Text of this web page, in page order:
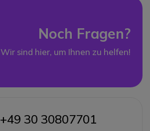
Noch Fragen?
Wir sind hier, um Ihnen zu helfen!
icon
+49 30 30807701